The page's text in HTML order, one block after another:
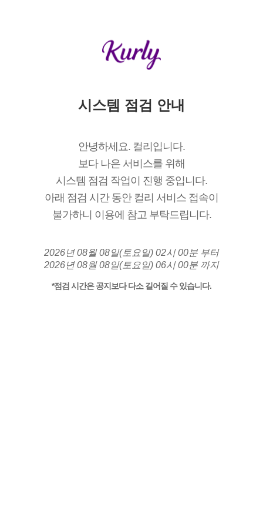
시스템 점검 안내
안녕하세요. 컬리입니다.
보다 나은 서비스를 위해
시스템 점검 작업이 진행 중입니다.
아래 점검 시간 동안 컬리 서비스 접속이
불가하니 이용에 참고 부탁드립니다.
2026년 08월 08일(토요일) 02시 00분 부터
2026년 08월 08일(토요일) 06시 00분 까지
*점검 시간은 공지보다 다소 길어질 수 있습니다.